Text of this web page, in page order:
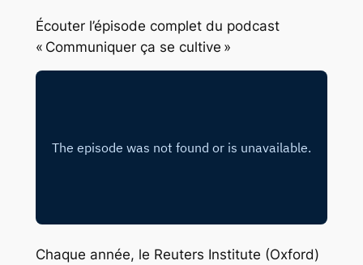
Écouter l’épisode complet du podcast
« Communiquer ça se cultive »
Chaque année, le Reuters Institute (Oxford)